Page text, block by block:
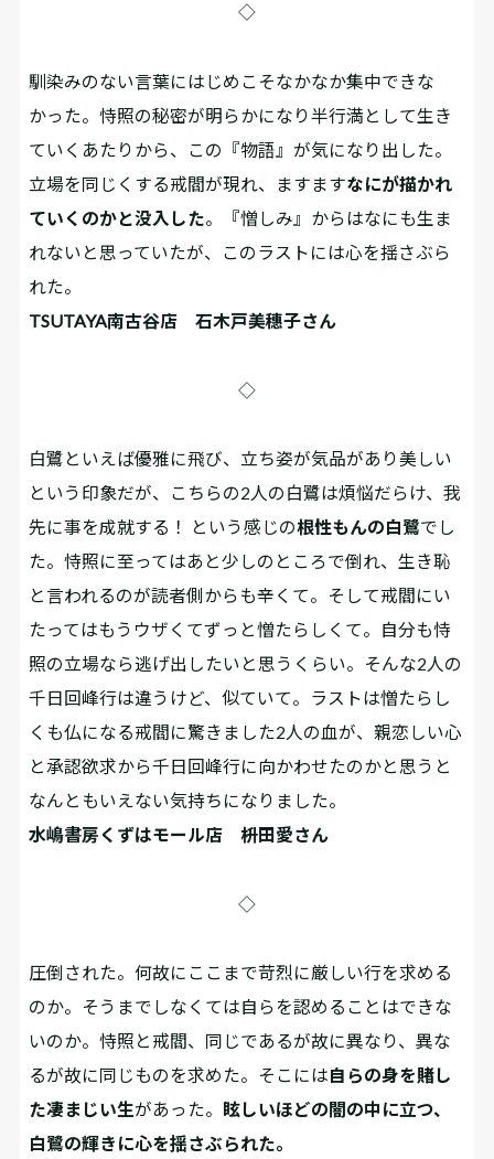
◇
馴染みのない言葉にはじめこそなかなか集中できな
かった。恃照の秘密が明らかになり半行満として生き
ていくあたりから、この『物語』が気になり出した。
立場を同じくする戒閻が現れ、ますますなにが描かれ
ていくのかと没入した。『憎しみ』からはなにも生ま
れないと思っていたが、このラストには心を揺さぶら
れた。
TSUTAYA南古谷店 石木戸美穗子さん
◇
白鷺といえば優雅に飛び、立ち姿が気品があり美しい
という印象だが、こちらの2人の白鷺は煩悩だらけ、我
先に事を成就する！ という感じの根性もんの白鷺でし
た。恃照に至ってはあと少しのところで倒れ、生き恥
と言われるのが読者側からも辛くて。そして戒閻にい
たってはもうウザくてずっと憎たらしくて。自分も恃
照の立場なら逃げ出したいと思うくらい。そんな2人の
千日回峰行は違うけど、似ていて。ラストは憎たらし
くも仏になる戒閻に驚きました2人の血が、親恋しい心
と承認欲求から千日回峰行に向かわせたのかと思うと
なんともいえない気持ちになりました。
水嶋書房くずはモール店 枡田愛さん
◇
圧倒された。何故にここまで苛烈に厳しい行を求める
のか。そうまでしなくては自らを認めることはできな
いのか。恃照と戒閻、同じであるが故に異なり、異な
るが故に同じものを求めた。そこには自らの身を賭し
た凄まじい生があった。 眩しいほどの闇の中に立つ、
白鷺の輝きに心を揺さぶられた。